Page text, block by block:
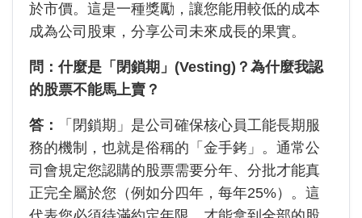
於市價。這是一種獎勵，讓您能用較低的成本
成為公司股東，分享公司未來成長的果實。
問：什麼是「閉鎖期」(Vesting)？為什麼我認
的股票不能馬上賣？
答：
「閉鎖期」是公司確保核心員工能長期服
務的機制，也就是俗稱的「金手銬」。通常公
司會規定您認購的股票需要分年、分批才能真
正完全屬於您（例如分四年，每年25%）。這